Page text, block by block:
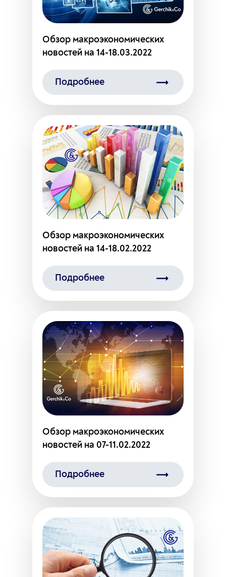
Обзор макроэкономических
новостей на 14-18.03.2022
Подробнее
Обзор макроэкономических
новостей на 14-18.02.2022
Подробнее
Обзор макроэкономических
новостей на 07-11.02.2022
Подробнее